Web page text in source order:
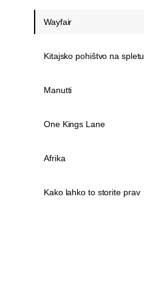
Wayfair
Kitajsko pohištvo na spletu
Manutti
One Kings Lane
Afrika
Kako lahko to storite prav